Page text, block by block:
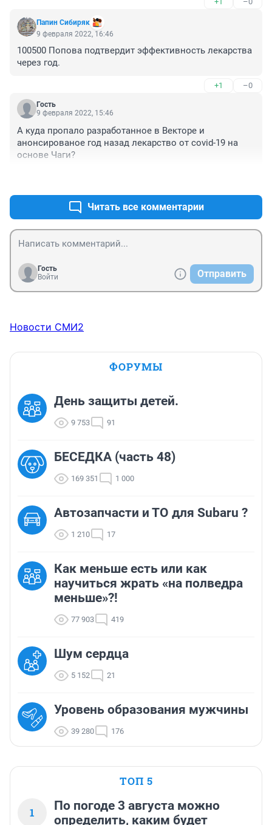
Папин Сибиряк
9 февраля 2022, 16:46
100500 Попова подтвердит эффективность лекарства
через год.
+1 –0
Гость
9 февраля 2022, 15:46
А куда пропало разработанное в Векторе и
анонсированое год назад лекарство от covid-19 на
основе Чаги?
Читать все комментарии
Гость
Войти
Отправить
Новости СМИ2
ФОРУМЫ
День защиты детей.
9 753 91
БЕСЕДКА (часть 48)
169 351 1 000
Автозапчасти и ТО для Subaru ?
1 210 17
Как меньше есть или как
научиться жрать «на полведра
меньше»?!
77 903 419
Шум сердца
5 152 21
Уровень образования мужчины
39 280 176
ТОП 5
1
По погоде 3 августа можно
определить, каким будет